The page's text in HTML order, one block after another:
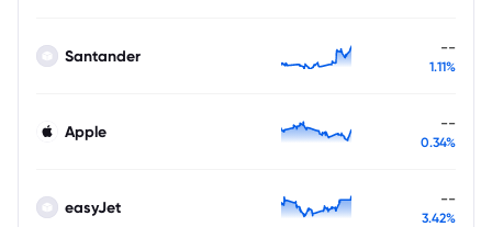
Santander --
1.11%
Apple --
0.34%
easyJet --
3.42%